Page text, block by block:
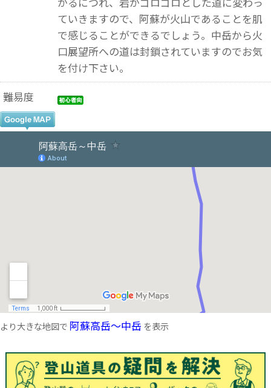
ていきますので、阿蘇が火山であることを肌
で感じることができるでしょう。中岳から火
口展望所への道は封鎖されていますのでお気
を付け下さい。
難易度
より大きな地図で 阿蘇高岳～中岳 を表示